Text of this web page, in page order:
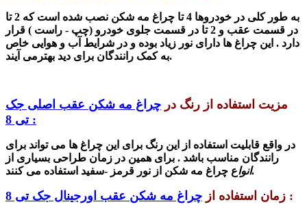
به طور کلی در خودروها 4 تا چراغ مه شکن نصب شده است که 2 تا
در قسمت عقب و 2 تا در قسمت جلوی خودرو (چپ - راست ) قرار
دارد . این چراغ ها دارای نور زیاد بوده و در شرایط آب و هوایی خاص
به کمک رانندگان برای دید بهترمی آیند.
مزیت استفاده از رنگ در چراغ مه شکن عقب اصلی جک
تی 8 :
در واقع قابلیت استفاده از این رنگ برای این چراغ ها می تواند برای
رانندگان مناسب باشد . برای همین در زمان طراحی بسیاری از
انواع چراغ مه شکن از نور قرمز -سفید استفاده می کنند.
زمان استفاده از چراغ مه شکن عقب اورجینال جک تی 8 :